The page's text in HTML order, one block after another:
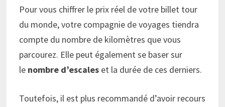
Pour vous chiffrer le prix réel de votre billet tour
du monde, votre compagnie de voyages tiendra
compte du nombre de kilomètres que vous
parcourez. Elle peut également se baser sur
le nombre d’escales et la durée de ces derniers.
Toutefois, il est plus recommandé d’avoir recours